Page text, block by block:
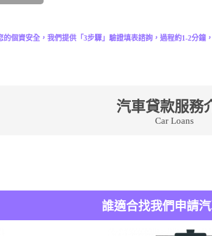
個資安全，我們提供「3步驟」驗證填表諮詢，過程約1-2分鐘
汽車貸款服務
Car Loans
誰適合找我們申請